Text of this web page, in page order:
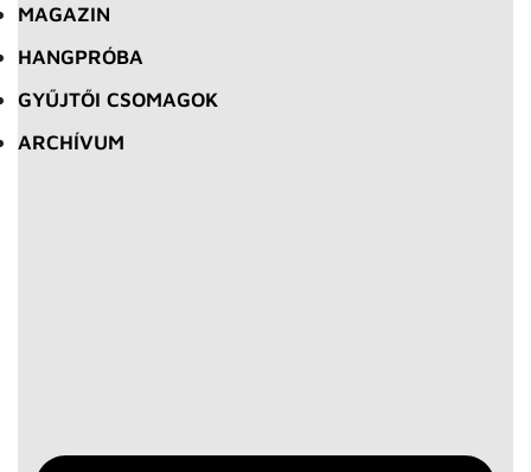
MAGAZIN
HANGPRÓBA
GYŰJTŐI CSOMAGOK
ARCHÍVUM